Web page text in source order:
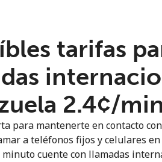
→
tarifas
⁦2.4¢⁩/min
para mantenerte en contacto
a teléfonos fijos y celulares
minuto cuente con llamadas